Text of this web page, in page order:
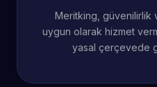
Meritking, güvenilirlik
uygun olarak hizmet
yasal çerçevede